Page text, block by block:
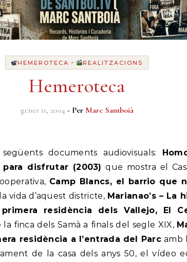
HEMEROTECA - REALITZACIONS
Hemeroteca
gener 11, 2004 - Per Marc Santboià
següents documents audiovisuals:
disfrutar (2003) que mostra el
Camp Blancs, el barrio que
vida d’aquest districte, Marianao’s – La
residència dels Vallejo, El
la finca dels Samà a finals del segle XIX,
residència a l’entrada del Parcamb
de la casa dels anys 50, el vídeo